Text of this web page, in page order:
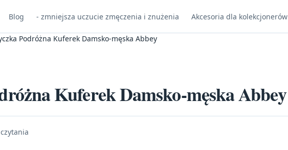
Blog - zmniejsza uczucie zmęczenia i znużenia Akcesoria dla kolekcjonerów
Podróżna Kuferek Damsko-męska Abbey
Kuferek Damsko-męska Abbey